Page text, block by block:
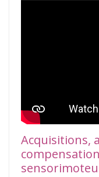
Acquisitions,